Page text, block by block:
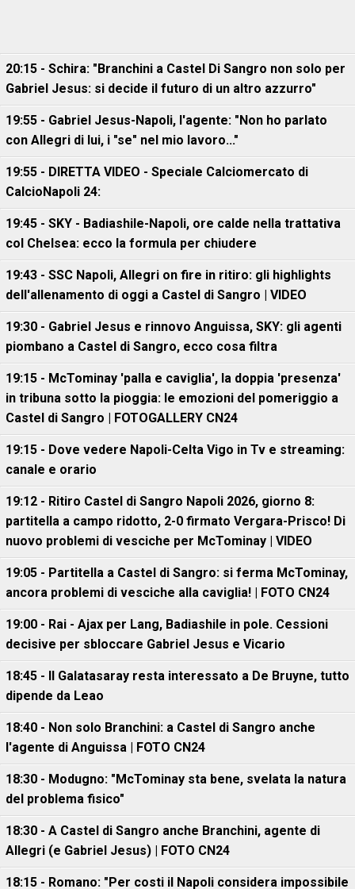
20:15 - Schira: "Branchini a Castel Di Sangro non solo per
Gabriel Jesus: si decide il futuro di un altro azzurro"
19:55 - Gabriel Jesus-Napoli, l'agente: "Non ho parlato
con Allegri di lui, i "se" nel mio lavoro..."
19:55 - DIRETTA VIDEO - Speciale Calciomercato di
CalcioNapoli 24:
19:45 - SKY - Badiashile-Napoli, ore calde nella trattativa
col Chelsea: ecco la formula per chiudere
19:43 - SSC Napoli, Allegri on fire in ritiro: gli highlights
dell'allenamento di oggi a Castel di Sangro | VIDEO
19:30 - Gabriel Jesus e rinnovo Anguissa, SKY: gli agenti
piombano a Castel di Sangro, ecco cosa filtra
19:15 - McTominay 'palla e caviglia', la doppia 'presenza'
in tribuna sotto la pioggia: le emozioni del pomeriggio a
Castel di Sangro | FOTOGALLERY CN24
19:15 - Dove vedere Napoli-Celta Vigo in Tv e streaming:
canale e orario
19:12 - Ritiro Castel di Sangro Napoli 2026, giorno 8:
partitella a campo ridotto, 2-0 firmato Vergara-Prisco! Di
nuovo problemi di vesciche per McTominay | VIDEO
19:05 - Partitella a Castel di Sangro: si ferma McTominay,
ancora problemi di vesciche alla caviglia! | FOTO CN24
19:00 - Rai - Ajax per Lang, Badiashile in pole. Cessioni
decisive per sbloccare Gabriel Jesus e Vicario
18:45 - Il Galatasaray resta interessato a De Bruyne, tutto
dipende da Leao
18:40 - Non solo Branchini: a Castel di Sangro anche
l'agente di Anguissa | FOTO CN24
18:30 - Modugno: "McTominay sta bene, svelata la natura
del problema fisico"
18:30 - A Castel di Sangro anche Branchini, agente di
Allegri (e Gabriel Jesus) | FOTO CN24
18:15 - Romano: "Per costi il Napoli considera impossibile